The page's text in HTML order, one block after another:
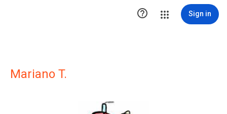
 Sign in
Mariano T.